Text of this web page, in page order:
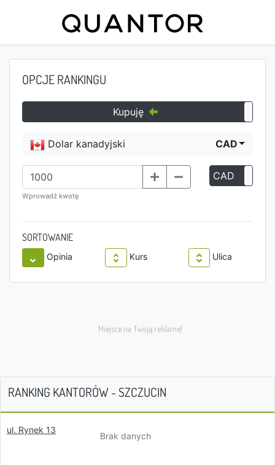
OPCJE RANKINGU
Kupuję
Dolar kanadyjski CAD
Wprowadź kwotę
CAD
SORTOWANIE
Opinia Kurs Ulica
RANKING KANTORÓW - SZCZUCIN
ul. Rynek 13
Brak danych